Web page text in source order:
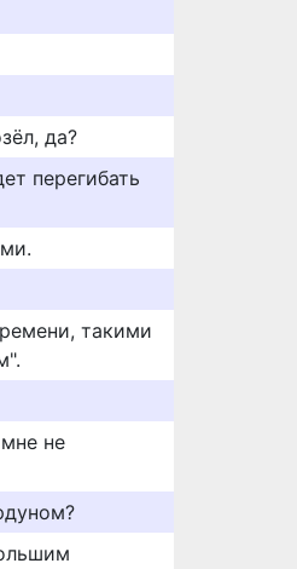
да?
перегибать
такими
не